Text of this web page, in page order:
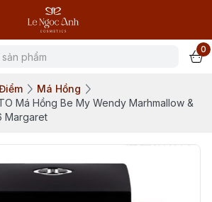
0
Má Hồng
Má Hồng Be My Wendy Marhmallow &
Margaret